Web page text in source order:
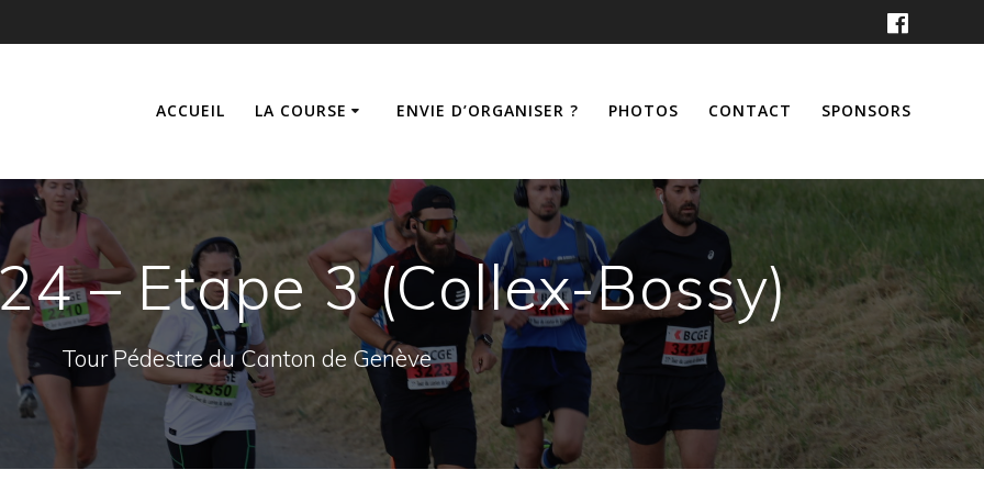
ACCUEIL LA COURSE ENVIE D’ORGANISER ? PHOTOS CONTACT SPONSORS
– Etape 3 (Collex-Bossy)
Tour Pédestre du Canton de Genève